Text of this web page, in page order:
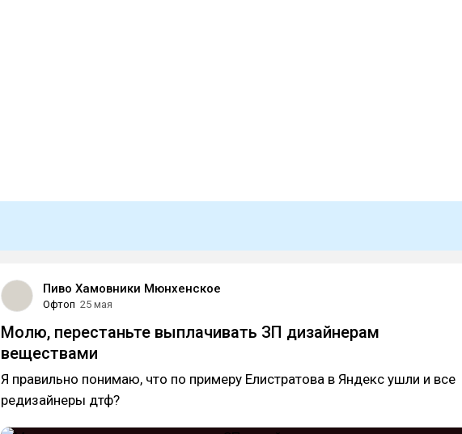
Пиво Хамовники Мюнхенское
Офтоп 25 мая
Молю, перестаньте выплачивать ЗП дизайнерам
веществами
Я правильно понимаю, что по примеру Елистратова в Яндекс ушли и все
редизайнеры дтф?